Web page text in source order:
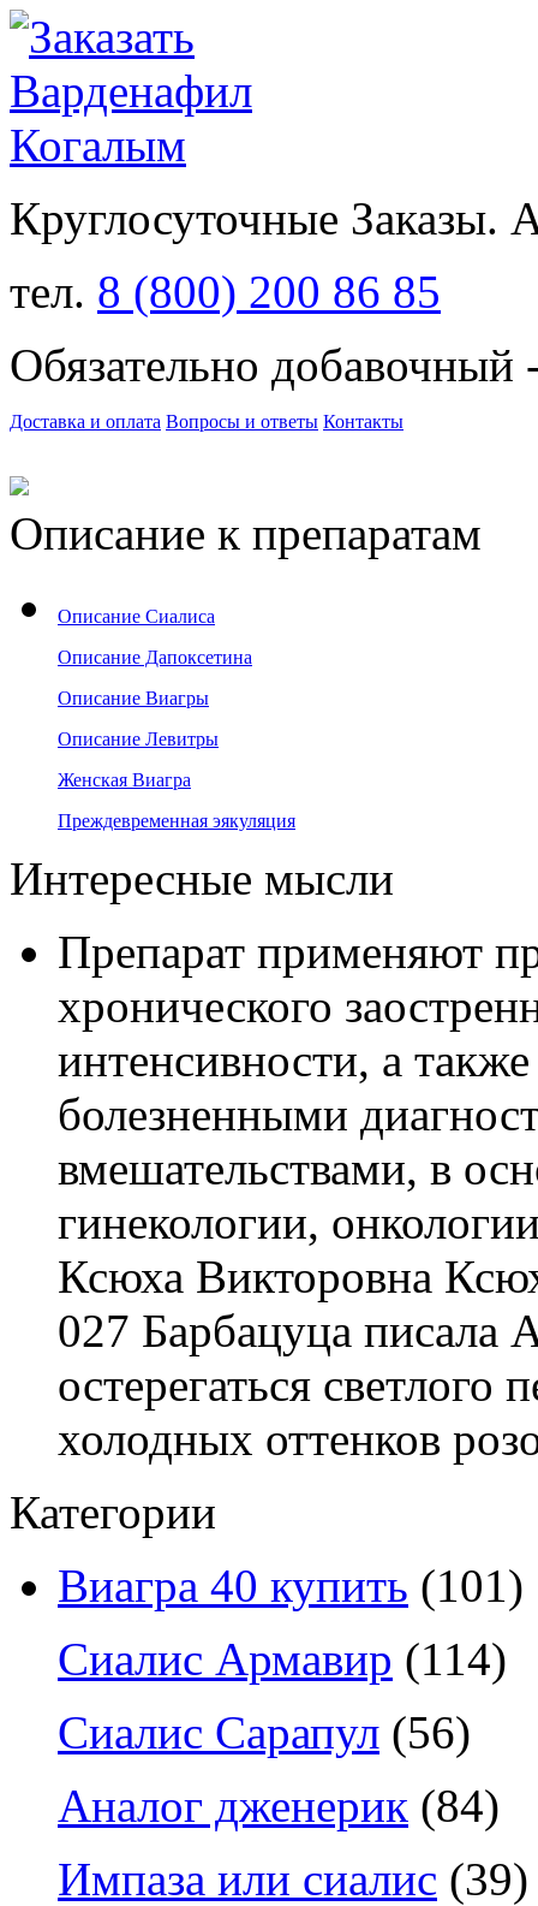
Круглосуточные Заказы.
тел. 8 (800) 200 86 85
Обязательно добавочный
Доставка и оплата Вопросы и ответы Контакты
Описание к препаратам
Описание Сиалиса
Описание Дапоксетина
Описание Виагры
Описание Левитры
Женская Виагра
Преждевременная эякуляция
Интересные мысли
Препарат применяют
хронического
интенсивности, а
болезненными
вмешательствами, в
гинекологии,
Ксюха Викторовна
027 Барбацуца писала
остерегаться светлого
холодных оттенков
Категории
Виагра 40 купить (101)
Сиалис Армавир (114)
Сиалис Сарапул (56)
Аналог дженерик (84)
Импаза или сиалис (39)